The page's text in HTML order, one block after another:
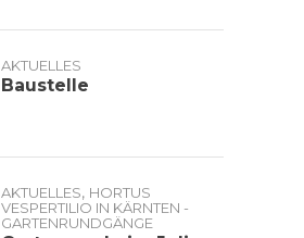
AKTUELLES
Baustelle
AKTUELLES, HORTUS
VESPERTILIO IN KÄRNTEN -
GARTENRUNDGÄNGE